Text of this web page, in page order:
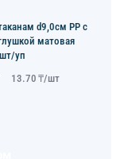
d9,0см PP с
матовая
уп
13.70 ₸/шт